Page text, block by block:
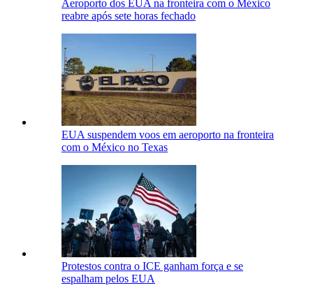
Aeroporto dos EUA na fronteira com o México
reabre após sete horas fechado
EUA suspendem voos em aeroporto na fronteira
com o México no Texas
Protestos contra o ICE ganham força e se
espalham pelos EUA